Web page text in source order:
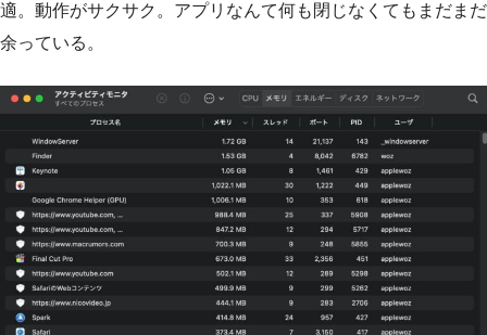
適。動作がサクサク。アプリなんて何も閉じなくてもまだまだ
余っている。